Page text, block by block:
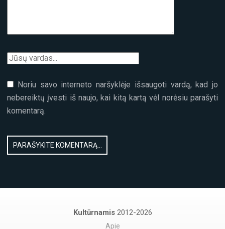
Noriu savo interneto naršyklėje išsaugoti vardą, kad jo
nebereiktų įvesti iš naujo, kai kitą kartą vėl norėsiu parašyti
komentarą.
Kultūrnamis 2012-2026
Apie